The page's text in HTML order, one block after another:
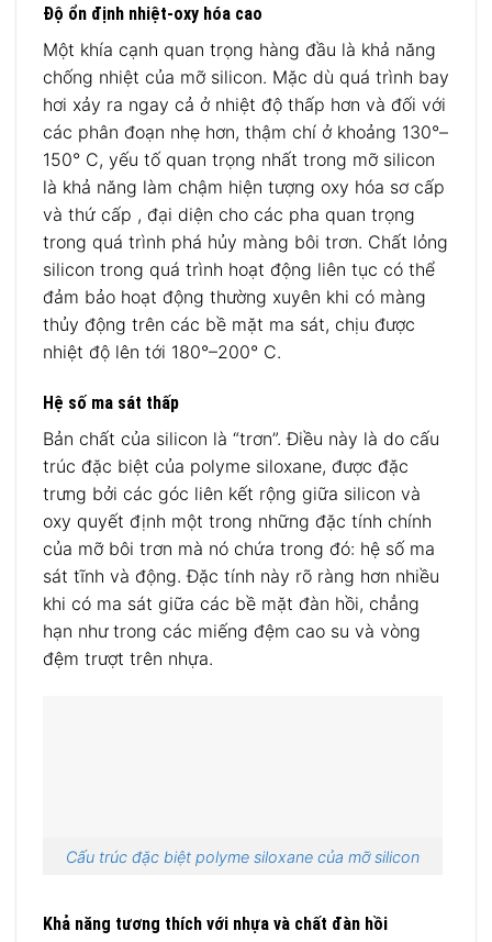
Độ ổn định nhiệt-oxy hóa cao
Một khía cạnh quan trọng hàng đầu là khả năng
chống nhiệt của mỡ silicon. Mặc dù quá trình bay
hơi xảy ra ngay cả ở nhiệt độ thấp hơn và đối với
các phân đoạn nhẹ hơn, thậm chí ở khoảng 130°–
150° C, yếu tố quan trọng nhất trong mỡ silicon
là khả năng làm chậm hiện tượng oxy hóa sơ cấp
và thứ cấp , đại diện cho các pha quan trọng
trong quá trình phá hủy màng bôi trơn. Chất lỏng
silicon trong quá trình hoạt động liên tục có thể
đảm bảo hoạt động thường xuyên khi có màng
thủy động trên các bề mặt ma sát, chịu được
nhiệt độ lên tới 180°–200° C.
Hệ số ma sát thấp
Bản chất của silicon là “trơn”. Điều này là do cấu
trúc đặc biệt của polyme siloxane, được đặc
trưng bởi các góc liên kết rộng giữa silicon và
oxy quyết định một trong những đặc tính chính
của mỡ bôi trơn mà nó chứa trong đó: hệ số ma
sát tĩnh và động. Đặc tính này rõ ràng hơn nhiều
khi có ma sát giữa các bề mặt đàn hồi, chẳng
hạn như trong các miếng đệm cao su và vòng
đệm trượt trên nhựa.
Cấu trúc đặc biệt polyme siloxane của mỡ silicon
Khả năng tương thích với nhựa và chất đàn hồi